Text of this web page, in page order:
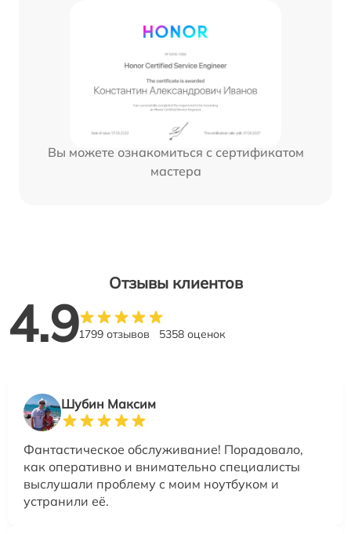
Вы можете ознакомиться с сертификатом
мастера
Отзывы клиентов
4.91799 отзывов 5358 оценок
Шубин Максим
Фантастическое обслуживание! Порадовало,
как оперативно и внимательно специалисты
выслушали проблему с моим ноутбуком и
устранили её.